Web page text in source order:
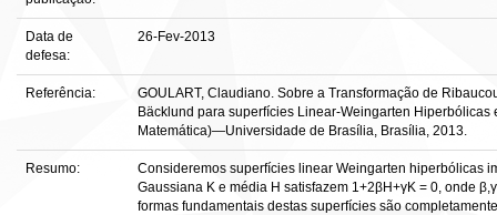
Data de
defesa:
26-Fev-2013
Referência:
GOULART, Claudiano. Sobre a Transformação de
Bäcklund para superfícies Linear-Weingarten Hiperbólicas
Matemática)—Universidade de Brasília, Brasília, 2013.
Resumo:
Consideremos superfícies linear Weingarten hiperbólicas
Gaussiana K e média H satisfazem 1+2βH+γK = 0, onde
formas fundamentais destas superfícies são